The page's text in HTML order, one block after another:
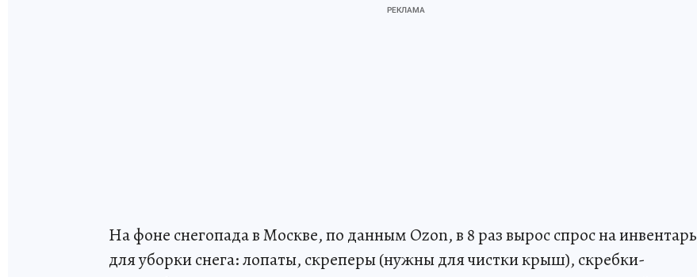
На фоне снегопада в Москве, по данным Ozon, в 8 раз вырос спрос на инвентарь
для уборки снега: лопаты, скреперы (нужны для чистки крыш), скребки-